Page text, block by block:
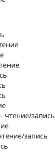
чтение/запись
запись